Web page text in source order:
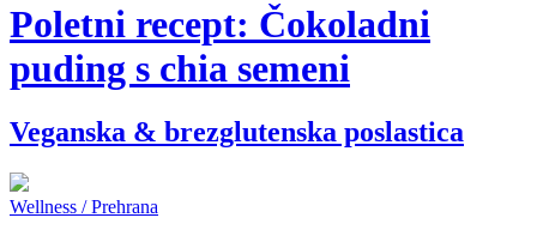
Poletni recept: Čokoladni
puding s chia semeni
Veganska & brezglutenska poslastica
Wellness / Prehrana